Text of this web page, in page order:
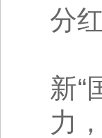
分
新“
力